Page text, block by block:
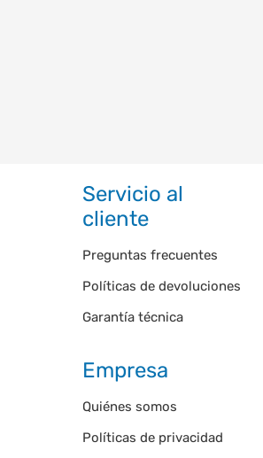
Servicio al
cliente
Preguntas frecuentes
Políticas de devoluciones
Garantía técnica
Empresa
Quiénes somos
Políticas de privacidad